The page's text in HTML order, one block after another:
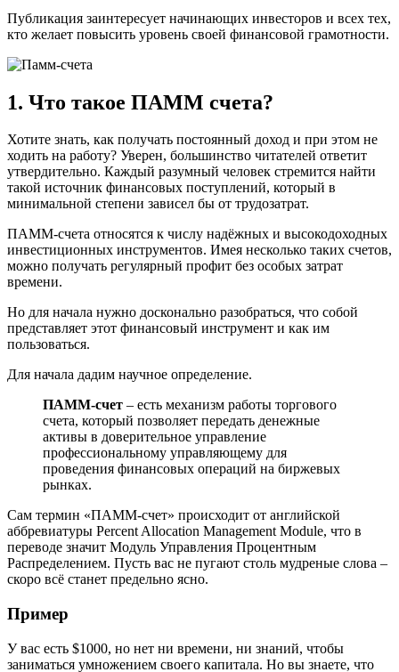
Публикация заинтересует начинающих инвесторов и всех тех,
кто желает повысить уровень своей финансовой грамотности.
1. Что такое ПАММ счета?
Хотите знать, как получать постоянный доход и при этом не
ходить на работу? Уверен, большинство читателей ответит
утвердительно. Каждый разумный человек стремится найти
такой источник финансовых поступлений, который в
минимальной степени зависел бы от трудозатрат.
ПАММ-счета относятся к числу надёжных и высокодоходных
инвестиционных инструментов. Имея несколько таких счетов,
можно получать регулярный профит без особых затрат
времени.
Но для начала нужно досконально разобраться, что собой
представляет этот финансовый инструмент и как им
пользоваться.
Для начала дадим научное определение.
ПАММ-счет – есть механизм работы торгового
счета, который позволяет передать денежные
активы в доверительное управление
профессиональному управляющему для
проведения финансовых операций на биржевых
рынках.
Сам термин «ПАММ-счет» происходит от английской
аббревиатуры Percent Allocation Management Module, что в
переводе значит Модуль Управления Процентным
Распределением. Пусть вас не пугают столь мудреные слова –
скоро всё станет предельно ясно.
Пример
У вас есть $1000, но нет ни времени, ни знаний, чтобы
заниматься умножением своего капитала. Но вы знаете, что